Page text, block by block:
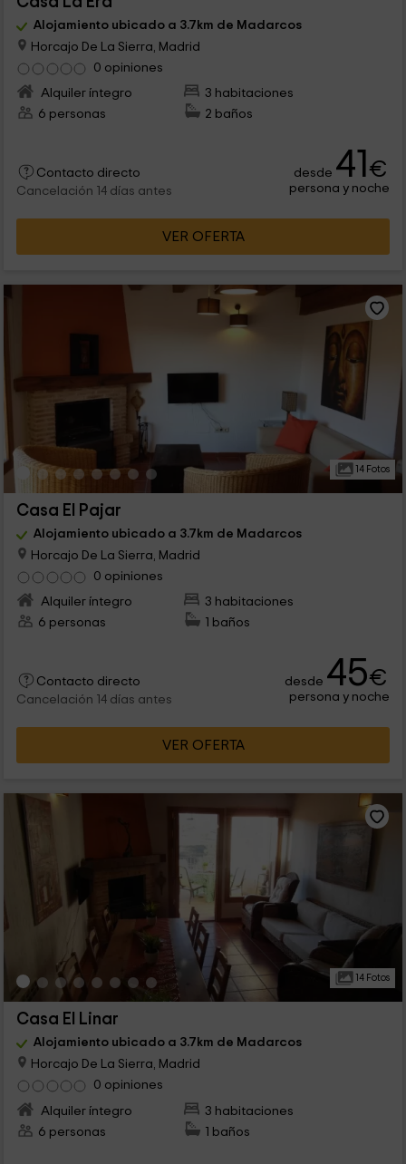
Alojamiento ubicado a 3.7km de Madarcos
Horcajo De La Sierra, Madrid
0 opiniones
Alquiler íntegro
3 habitaciones
6 personas
2 baños
Contacto directo
Cancelación 14 días antes
desde 41€
persona y noche
VER OFERTA
14 Fotos
Casa El Pajar
Alojamiento ubicado a 3.7km de Madarcos
Horcajo De La Sierra, Madrid
0 opiniones
Alquiler íntegro
3 habitaciones
6 personas
1 baños
Contacto directo
Cancelación 14 días antes
desde 45€
persona y noche
VER OFERTA
14 Fotos
Casa El Linar
Alojamiento ubicado a 3.7km de Madarcos
Horcajo De La Sierra, Madrid
0 opiniones
Alquiler íntegro
3 habitaciones
6 personas
1 baños